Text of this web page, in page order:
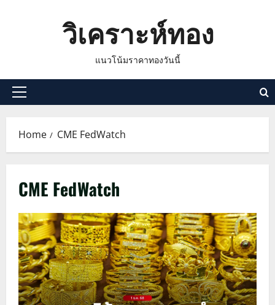
วิเคราะห์ทอง
แนวโน้มราคาทองวันนี้
Primary
Home CME FedWatch
CME FedWatch